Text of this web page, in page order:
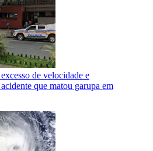
de velocidade e
que matou garupa em